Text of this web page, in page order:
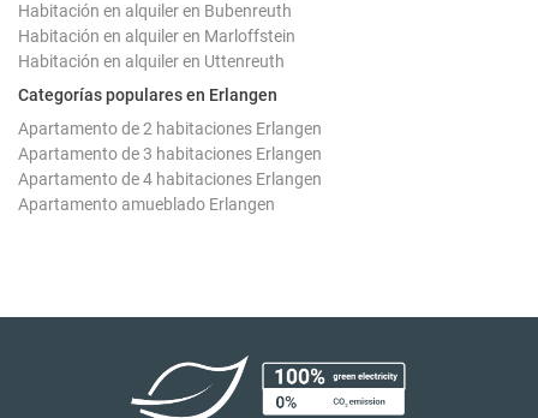
Habitación en alquiler en Bubenreuth
Habitación en alquiler en Marloffstein
Habitación en alquiler en Uttenreuth
Categorías populares en Erlangen
Apartamento de 2 habitaciones Erlangen
Apartamento de 3 habitaciones Erlangen
Apartamento de 4 habitaciones Erlangen
Apartamento amueblado Erlangen